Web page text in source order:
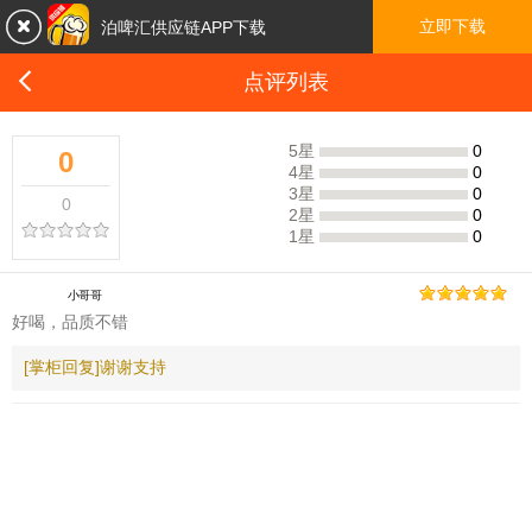
 点评列表
0
0
5星
0
4星
0
3星
0
2星
0
1星
0
小哥哥
好喝，品质不错
[掌柜回复]谢谢支持
 泊啤汇供应链APP下载 立即下载